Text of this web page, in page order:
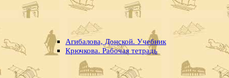
Агибалова, Донской. Учебник
Крючкова. Рабочая тетрадь